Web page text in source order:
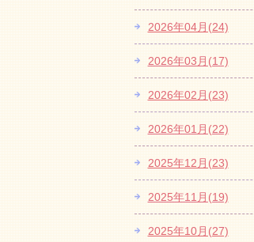
2026年04月(24)
2026年03月(17)
2026年02月(23)
2026年01月(22)
2025年12月(23)
2025年11月(19)
2025年10月(27)